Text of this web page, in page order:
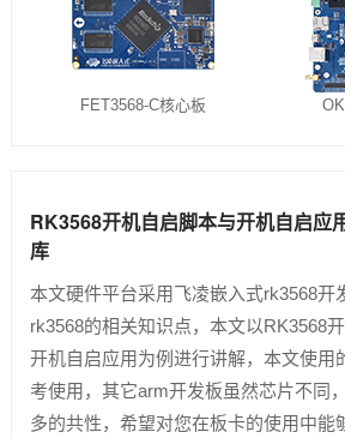
FET3568-C核心板
RK3568开机自启脚本与开机自启应
库
本文硬件平台采用飞凌嵌入式rk3568开
rk3568的相关知识点，本文以RK3568
开机自启应用为例进行讲解，本文使用
考使用，其它arm开发板虽然芯片不同
多的共性，希望对您在板卡的使用中能